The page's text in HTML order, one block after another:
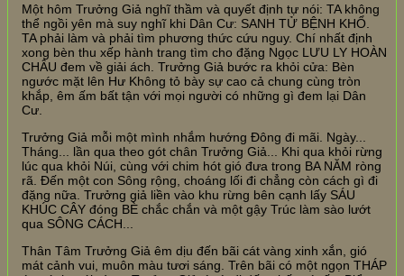
Một hôm Trưởng Giả nghĩ thầm và quyết định tự nói: TA không
thể ngồi yên mà suy nghĩ khi Dân Cư: SANH TỬ BỆNH KHỔ.
TA phải làm và phải tìm phương thức cứu nguy. Chí nhất định
xong bèn thu xếp hành trang tìm cho đặng Ngọc LƯU LY HOÀN
CHÂU đem về giải ách. Trưởng Giả bước ra khỏi cửa: Bèn
ngước mặt lên Hư Không tỏ bày sự cao cả chung cùng tròn
khắp, êm ấm bất tận với mọi người có những gì đem lại Dân
Cư.
Trưởng Giả mỗi một mình nhắm hướng Đông đi mãi. Ngày...
Tháng... lần qua theo gót chân Trưởng Giả... Khi qua khỏi rừng
lúc qua khỏi Núi, cùng với chim hót gió đưa trong BA NĂM ròng
rã. Đến một con Sông rộng, choáng lối đi chẳng còn cách gì đi
đặng nữa. Trưởng giả liền vào khu rừng bên cạnh lấy SÁU
KHÚC CÂY đóng BÈ chắc chắn và một gậy Trúc làm sào lướt
qua SÔNG CÁCH...
Thân Tâm Trưởng Giả êm dịu đến bãi cát vàng xinh xắn, gió
mát cảnh vui, muôn màu tươi sáng. Trên bãi có một ngọn THÁP